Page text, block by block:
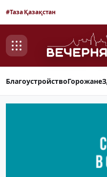
#Таза Қазақстан
БлагоустройствоГорожане